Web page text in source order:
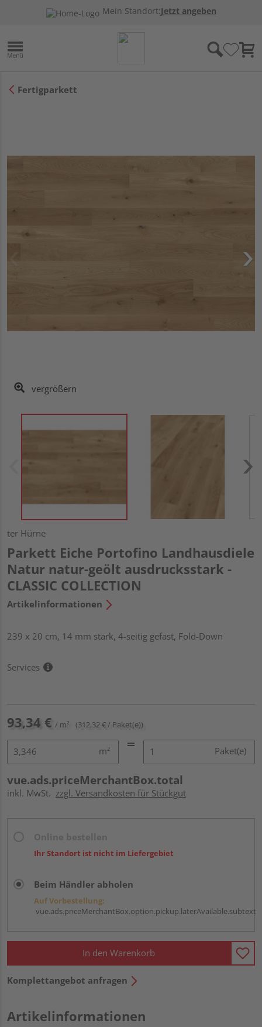
Mein Standort:Jetzt angeben
Fertigparkett
vergrößern
ter Hürne
Parkett Eiche Portofino Landhausdiele
Natur natur-geölt ausdrucksstark -
CLASSIC COLLECTION
Artikelinformationen
239 x 20 cm, 14 mm stark, 4-seitig gefast, Fold-Down
Services
93,34 € / m² (312,32 € / Paket(e))
m² Paket(e)
vue.ads.priceMerchantBox.total
inkl. MwSt. zzgl. Versandkosten für Stückgut
Ihr Standort ist nicht im Liefergebiet
Beim Händler abholen
Auf Vorbestellung:
vue.ads.priceMerchantBox.option.pickup.laterAvailable.subtext
In den Warenkorb
Komplettangebot anfragen
Artikelinformationen